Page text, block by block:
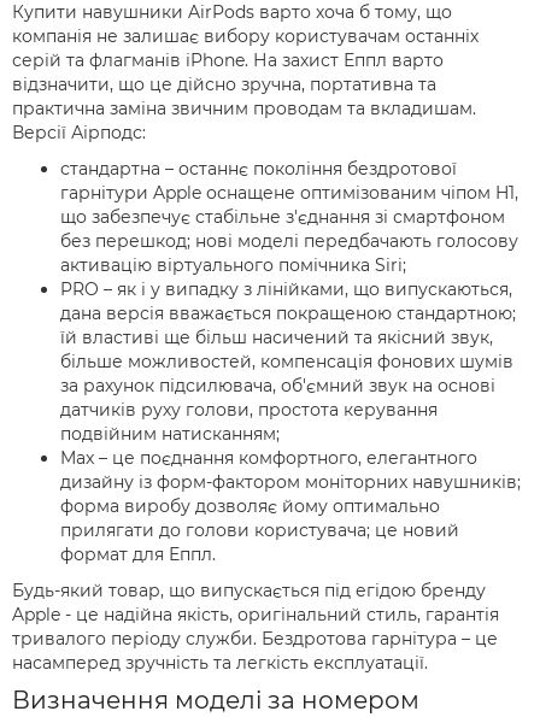
Купити навушники AirPods варто хоча б тому, що
компанія не залишає вибору користувачам останніх
серій та флагманів iPhone. На захист Еппл варто
відзначити, що це дійсно зручна, портативна та
практична заміна звичним проводам та вкладишам.
Версії Аірподс:
стандартна – останнє покоління бездротової
гарнітури Apple оснащене оптимізованим чіпом H1,
що забезпечує стабільне з'єднання зі смартфоном
без перешкод; нові моделі передбачають голосову
активацію віртуального помічника Siri;
PRO – як і у випадку з лінійками, що випускаються,
дана версія вважається покращеною стандартною;
їй властиві ще більш насичений та якісний звук,
більше можливостей, компенсація фонових шумів
за рахунок підсилювача, об'ємний звук на основі
датчиків руху голови, простота керування
подвійним натисканням;
Max – це поєднання комфортного, елегантного
дизайну із форм-фактором моніторних навушників;
форма виробу дозволяє йому оптимально
прилягати до голови користувача; це новий
формат для Еппл.
Будь-який товар, що випускається під егідою бренду
Apple - це надійна якість, оригінальний стиль, гарантія
тривалого періоду служби. Бездротова гарнітура – це
насамперед зручність та легкість експлуатації.
Визначення моделі за номером